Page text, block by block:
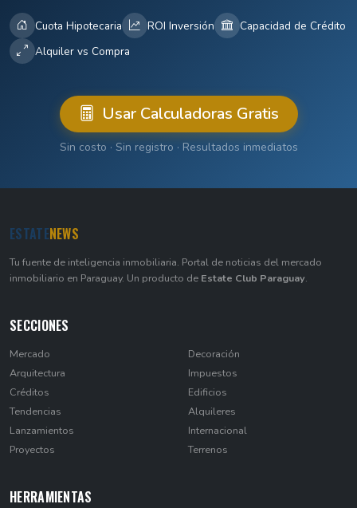
Cuota Hipotecaria ROI Inversión
Capacidad de Crédito
Alquiler vs Compra
Usar Calculadoras Gratis
Sin costo · Sin registro · Resultados inmediatos
ESTATENEWS
Tu fuente de inteligencia inmobiliaria. Portal de noticias del mercado
inmobiliario en Paraguay. Un producto de Estate Club Paraguay.
SECCIONES
Mercado
Arquitectura
Créditos
Tendencias
Lanzamientos
Proyectos
Decoración
Impuestos
Edificios
Alquileres
Internacional
Terrenos
HERRAMIENTAS